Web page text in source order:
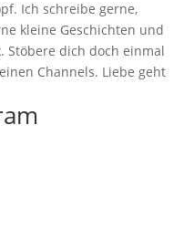
Ich schreibe gerne,
kleine Geschichten und
Stöbere dich doch einmal
Channels. Liebe geht